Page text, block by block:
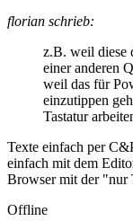
florian schrieb:
z.B. weil diese
einer anderen
weil das für
einzutippen
Tastatur
Texte einfach per
einfach mit dem
Browser mit der "nur
Offline